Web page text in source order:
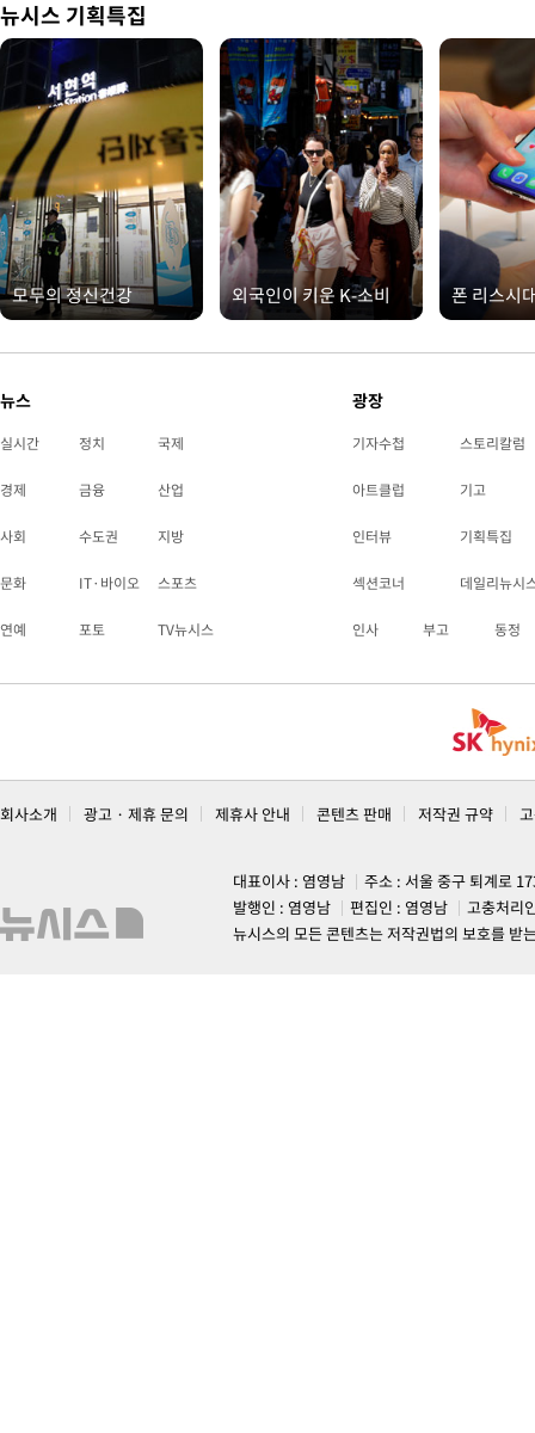
뉴시스 기획특집
모두의 정신건강 외국인이 키운 K-소비 폰 리스시
뉴스
실시간 정치 국제
경제 금융 산업
사회 수도권 지방
문화 IT·바이오 스포츠
연예 포토 TV뉴시스
광장
기자수첩 스토리칼럼
아트클럽 기고
인터뷰 기획특집
섹션코너 데일리뉴시
인사 부고 동정
회사소개 광고 · 제휴 문의 제휴사 안내 콘텐츠 판매 저작권 규약
대표이사 : 염영남
주소 : 서울 중구 퇴계로
발행인 : 염영남
편집인 : 염영남
고충처리
뉴시스의 모든 콘텐츠는 저작권법의 보호를